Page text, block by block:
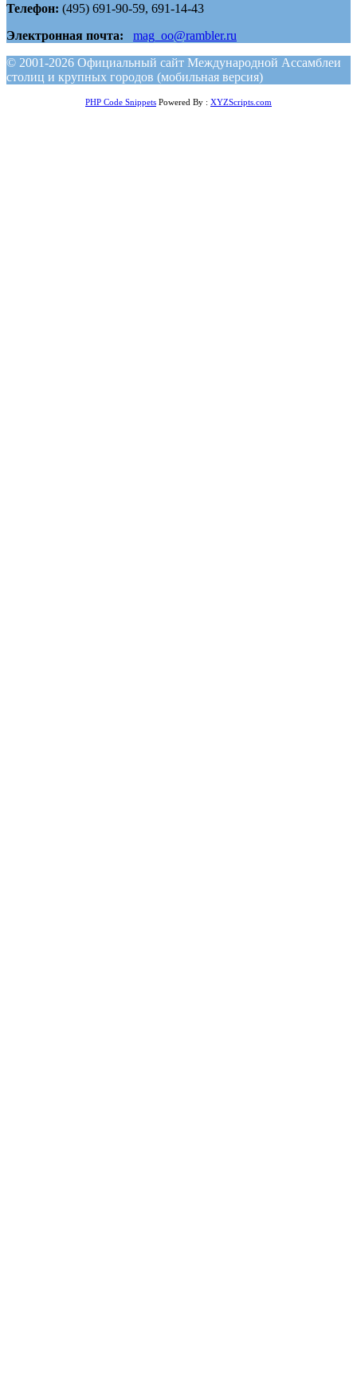
Телефон: (495) 691-90-59, 691-14-43
Электронная почта:
mag_oo@rambler.ru
© 2001-2026 Официальный сайт Международной Ассамблеи
столиц и крупных городов (мобильная версия)
PHP Code Snippets Powered By : XYZScripts.com